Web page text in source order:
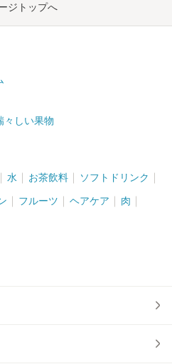
ジトップへ
々しい果物
水 お茶飲料 ソフトドリンク
フルーツ ヘアケア 肉